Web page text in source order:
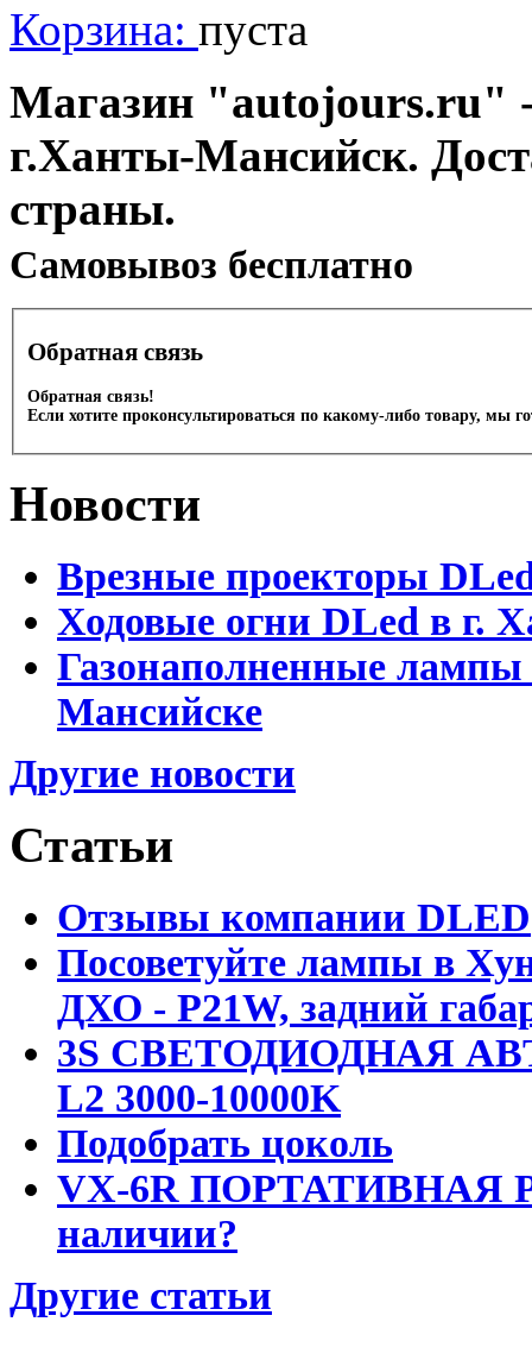
Корзина: пуста
Магазин "autojours.ru" -
г.Ханты-Мансийск.
страны.
Cамовывоз бесплатно
Обратная связь
Обратная связь!
Если хотите проконсультироваться по какому-либо товару, мы
Новости
Врезные проекторы
Ходовые огни DLed в г.
Газонаполненные
Мансийске
Другие новости
Статьи
Отзывы компании DLED
Посоветуйте лампы в
ДХО - P21W, задний
3S СВЕТОДИОДНАЯ
L2 3000-10000K
Подобрать цоколь
VX-6R ПОРТАТИВНАЯ
наличии?
Другие статьи